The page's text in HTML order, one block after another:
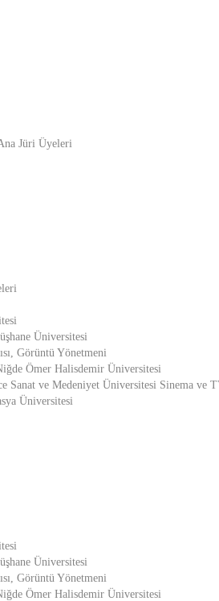
Jüri Üyeleri
Üniversitesi
Görüntü Yönetmeni
Ömer Halisdemir Üniversitesi
Sanat ve Medeniyet Üniversitesi Sinema ve
Üniversitesi
Üniversitesi
Görüntü Yönetmeni
Ömer Halisdemir Üniversitesi